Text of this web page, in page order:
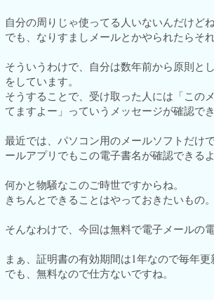
自分の周りじゃ使ってる人いないんだけどね
でも、なりすましメールとかやられたらそ
そういうわけで、自分は数年前から原則と
をしています。
そうすることで、受け取った人には「この
てますよー」っていうメッセージが確認でき
最近では、パソコン用のメールソフトだけ
ールアプリでもこの電子書名が確認できる
何かと物騒なこのご時世ですからね。
きちんとできることはやっておきたいもの。
そんなわけで、今回は無料で電子メールの
まぁ、証明書の有効期間は1年なので毎年更
でも、無料なので仕方ないですね。